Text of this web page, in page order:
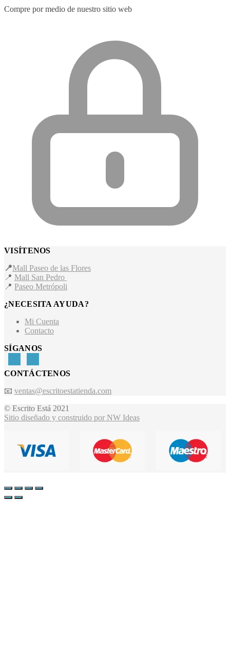
Compre por medio de nuestro sitio web
VISÍTENOS
📍Mall Paseo de las Flores
📍 Mall San Pedro
📍 Paseo Metrópoli
¿NECESITA AYUDA?
Mi Cuenta
Contacto
SÍGANOS
CONTÁCTENOS
📧 ventas@escritoestatienda.com
© Escrito Está 2021
Sitio diseñado y construido por NW Ideas